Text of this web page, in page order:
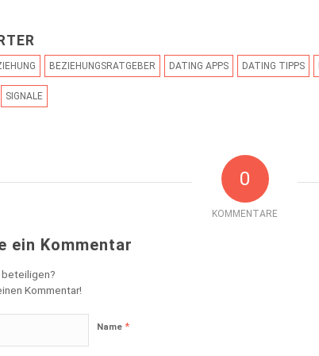
BEZIEHUNGSRATGEBER DATING APPS DATING TIPPS
SIGNALE
0
KOMMENTARE
ein Kommentar
beteiligen?
Kommentar!
Name *